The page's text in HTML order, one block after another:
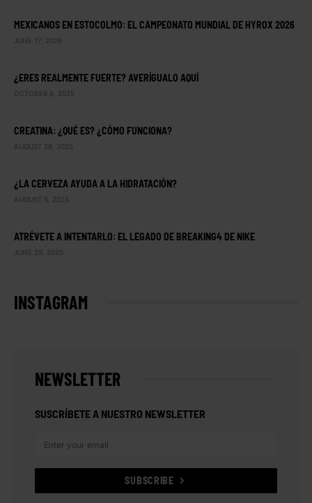
MEXICANOS EN ESTOCOLMO: EL CAMPEONATO MUNDIAL DE HYROX 2026
JUNE 17, 2026
¿ERES REALMENTE FUERTE? AVERÍGUALO AQUÍ
OCTOBER 6, 2025
CREATINA: ¿QUÉ ES? ¿CÓMO FUNCIONA?
AUGUST 26, 2025
¿LA CERVEZA AYUDA A LA HIDRATACIÓN?
AUGUST 5, 2025
ATRÉVETE A INTENTARLO: EL LEGADO DE BREAKING4 DE NIKE
JUNE 29, 2025
INSTAGRAM
NEWSLETTER
SUSCRÍBETE A NUESTRO NEWSLETTER
SUBSCRIBE